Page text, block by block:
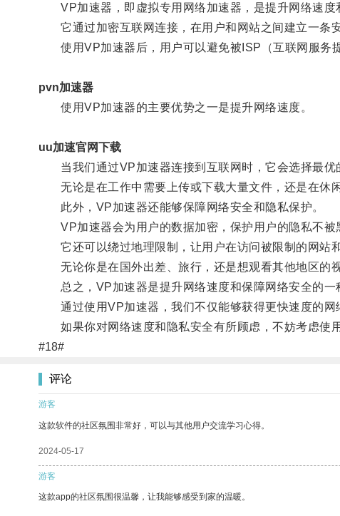
VP加速器，即虚拟专用网络加速器，是提升网络速度
它通过加密互联网连接，在用户和网站之间建立一条安
使用VP加速器后，用户可以避免被ISP（互联网服务提
pvn加速器
使用VP加速器的主要优势之一是提升网络速度。
uu加速官网下载
当我们通过VP加速器连接到互联网时，它会选择最优
无论是在工作中需要上传或下载大量文件，还是在休
此外，VP加速器还能够保障网络安全和隐私保护。
VP加速器会为用户的数据加密，保护用户的隐私不被
它还可以绕过地理限制，让用户在访问被限制的网站和
无论你是在国外出差、旅行，还是想观看其他地区的
总之，VP加速器是提升网络速度和保障网络安全的一
通过使用VP加速器，我们不仅能够获得更快速度的网
如果你对网络速度和隐私安全有所顾虑，不妨考虑使用
#18#
评论
游客
这款软件的社区氛围非常好，可以与其他用户交流学习心得。
2024-05-17
游客
这款app的社区氛围很温馨，让我能够感受到家的温暖。